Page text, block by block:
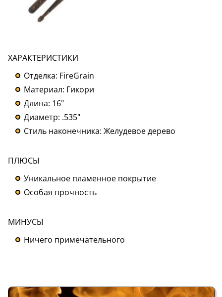
ХАРАКТЕРИСТИКИ
Отделка: FireGrain
Материал: Гикори
Длина: 16"
Диаметр: .535"
Стиль наконечника: Желудевое дерево
ПЛЮСЫ
Уникальное пламенное покрытие
Особая прочность
МИНУСЫ
Ничего примечательного